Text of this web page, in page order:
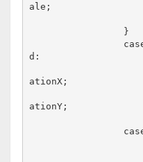
ale;
}
case
d:
xOffset =
ationX;
yOffset =
ationY;
case
xOffset =